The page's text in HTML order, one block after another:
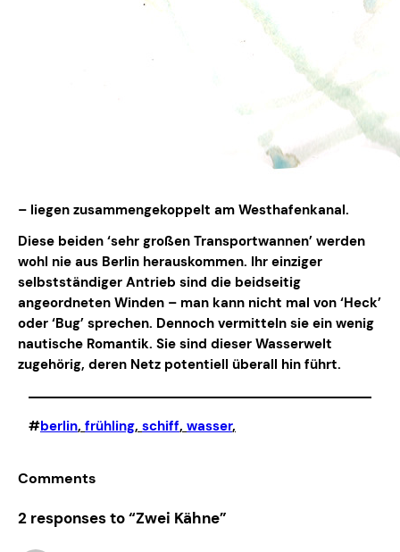
– liegen zusammengekoppelt am Westhafenkanal.
Diese beiden ‘sehr großen Transportwannen’ werden
wohl nie aus Berlin herauskommen. Ihr einziger
selbstständiger Antrieb sind die beidseitig
angeordneten Winden – man kann nicht mal von ‘Heck’
oder ‘Bug’ sprechen. Dennoch vermitteln sie ein wenig
nautische Romantik. Sie sind dieser Wasserwelt
zugehörig, deren Netz potentiell überall hin führt.
#berlin, frühling, schiff, wasser,
Comments
2 responses to “Zwei Kähne”